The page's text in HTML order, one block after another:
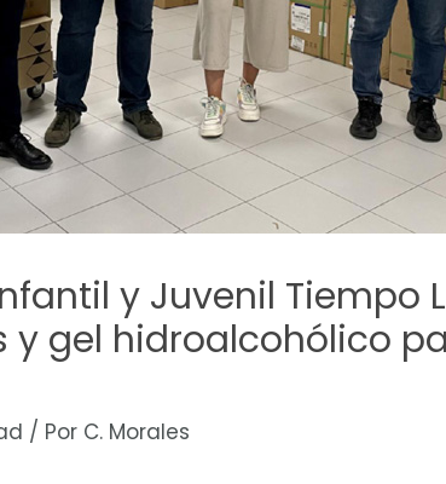
y Juvenil Tiempo
y gel hidroalcohólico
/ Por C. Morales